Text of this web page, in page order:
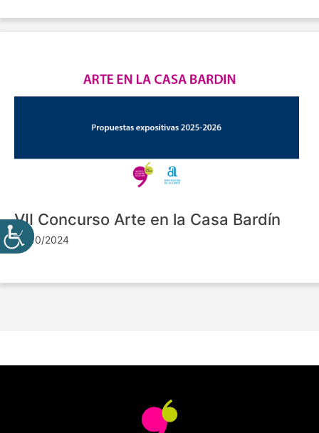
VII Concurso Arte en la Casa Bardín
24/10/2024